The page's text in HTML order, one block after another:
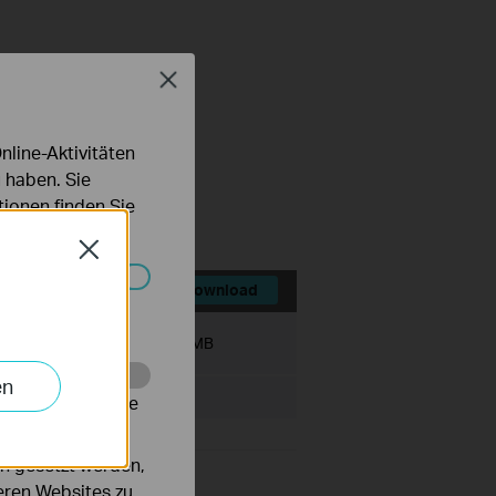
Download
36.49 MB
Close
Aktivitäten
Sie
finden Sie
nicht
um die
gesetzt werden,
Websites zu
Close